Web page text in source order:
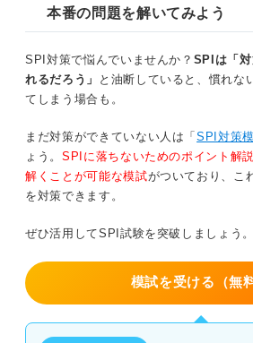
本番の問題を解いてみよう
SPI対策で悩んでいませんか？ SPIは「
れるだろう」
と油断していると、慣れな
てしまう場合も。
まだ対策ができていない人は「SPI対策
ょう。 SPIに落ちないためのポイント解説
解くことが可能な模試がついており、こ
を対策できます。
ぜひ活用してSPI試験を突破しましょう。
模試を受ける（無料